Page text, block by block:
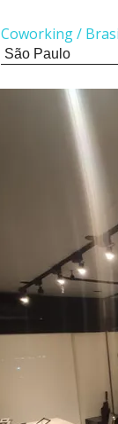
Coworking/